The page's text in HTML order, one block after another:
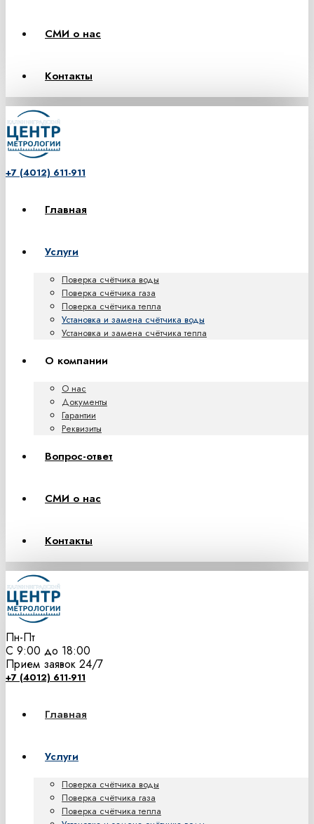
СМИ о нас
Контакты
+7 (4012) 611-911
Главная
Услуги
Поверка счётчика воды
Поверка счётчика газа
Поверка счётчика тепла
Установка и замена счётчика воды
Установка и замена счётчика тепла
О компании
О нас
Документы
Гарантии
Реквизиты
Вопрос-ответ
СМИ о нас
Контакты
Пн-Пт
С 9:00 до 18:00
Прием заявок 24/7
+7 (4012) 611-911
Главная
Услуги
Поверка счётчика воды
Поверка счётчика газа
Поверка счётчика тепла